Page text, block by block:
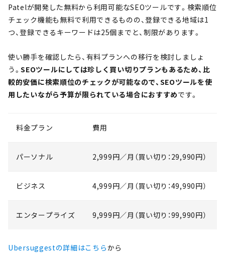
Patelが開発した無料から利用可能なSEOツールです。検索順位
チェック機能も無料で利用できるものの、登録できる地域は1
つ、登録できるキーワードは25個までと、制限があります。
使い勝手を確認したら、有料プランへの移行を検討しましょ
う。SEOツールにしては珍しく買い切りプランもあるため、比
較的安価に検索順位のチェックが可能なので、SEOツールを使
用したいながら予算が限られている場合におすすめです。
料金プラン 費用
パーソナル 2,999円／月（買い切り：29,990円）
ビジネス 4,999円／月（買い切り：49,990円）
エンタープライズ 9,999円／月（買い切り：99,990円）
Ubersuggestの詳細はこちらから